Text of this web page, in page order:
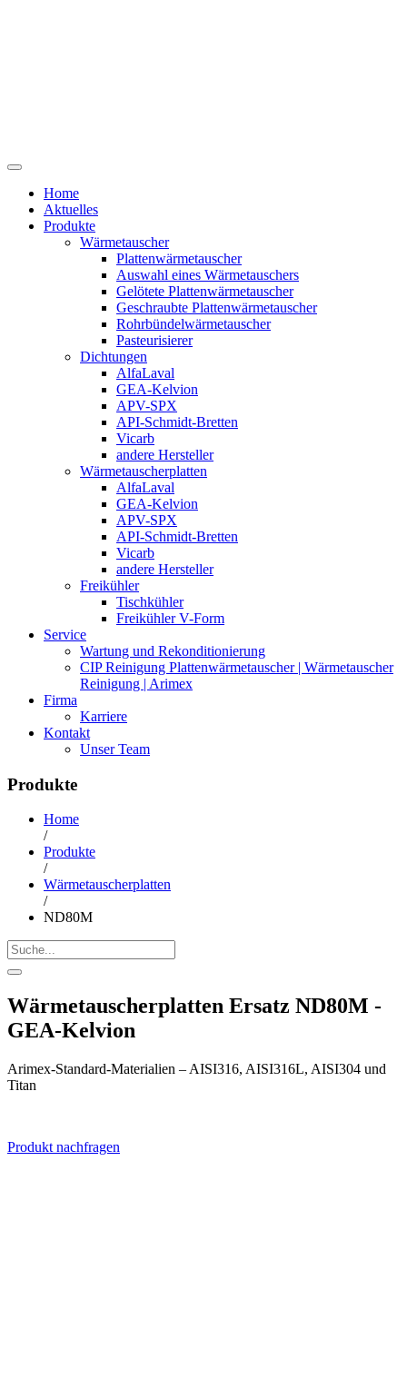
Home
Aktuelles
Produkte
Wärmetauscher
Plattenwärmetauscher
Auswahl eines Wärmetauschers
Gelötete Plattenwärmetauscher
Geschraubte Plattenwärmetauscher
Rohrbündelwärmetauscher
Pasteurisierer
Dichtungen
AlfaLaval
GEA-Kelvion
APV-SPX
API-Schmidt-Bretten
Vicarb
andere Hersteller
Wärmetauscherplatten
AlfaLaval
GEA-Kelvion
APV-SPX
API-Schmidt-Bretten
Vicarb
andere Hersteller
Freikühler
Tischkühler
Freikühler V-Form
Service
Wartung und Rekonditionierung
CIP Reinigung Plattenwärmetauscher | Wärmetauscher
Reinigung | Arimex
Firma
Karriere
Kontakt
Unser Team
Produkte
Home
/
Produkte
/
Wärmetauscherplatten
/
ND80M
Wärmetauscherplatten Ersatz ND80M -
GEA-Kelvion
Arimex-Standard-Materialien – AISI316, AISI316L, AISI304 und
Titan
Produkt nachfragen